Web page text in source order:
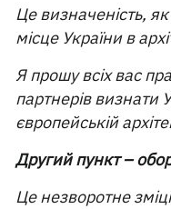
Це визначеність,
місце України в
Я прошу всіх вас
партнерів визнати
європейській
Другий пункт –
Це незворотне